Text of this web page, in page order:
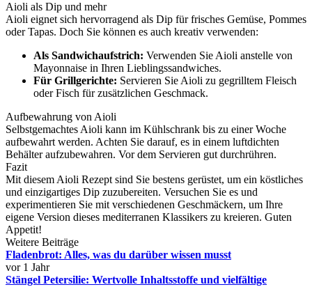
Aioli als Dip und mehr
Aioli eignet sich hervorragend als Dip für frisches Gemüse, Pommes
oder Tapas. Doch Sie können es auch kreativ verwenden:
Als Sandwichaufstrich: Verwenden Sie Aioli anstelle von
Mayonnaise in Ihren Lieblingssandwiches.
Für Grillgerichte: Servieren Sie Aioli zu gegrilltem Fleisch
oder Fisch für zusätzlichen Geschmack.
Aufbewahrung von Aioli
Selbstgemachtes Aioli kann im Kühlschrank bis zu einer Woche
aufbewahrt werden. Achten Sie darauf, es in einem luftdichten
Behälter aufzubewahren. Vor dem Servieren gut durchrühren.
Fazit
Mit diesem Aioli Rezept sind Sie bestens gerüstet, um ein köstliches
und einzigartiges Dip zuzubereiten. Versuchen Sie es und
experimentieren Sie mit verschiedenen Geschmäckern, um Ihre
eigene Version dieses mediterranen Klassikers zu kreieren. Guten
Appetit!
Weitere Beiträge
Fladenbrot: Alles, was du darüber wissen musst
vor 1 Jahr
Stängel Petersilie: Wertvolle Inhaltsstoffe und vielfältige